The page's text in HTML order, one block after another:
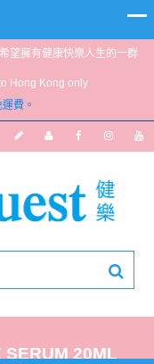
望擁有健康快樂人生的一群
Hong Kong only
費。
SERUM 20ML